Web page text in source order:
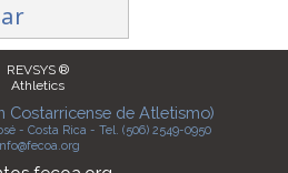
REVSYS ®
Athletics
Costarricense de Atletismo)
- Costa Rica - Tel. (506) 2549-0950